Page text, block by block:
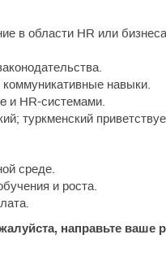
в области HR или бизнеса.
коммуникативные навыки.
и HR-системами.
туркменский
среде.
и роста.
направьте ваше